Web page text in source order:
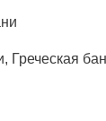
Греческая